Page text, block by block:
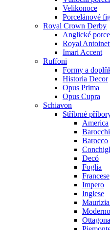
Velikonoce
Porcelánové
Royal Crown Derby
Anglické
Royal
Imari Accent
Ruffoni
Formy a
Historia Decor
Opus Prima
Opus Cupra
Schiavon
Stříbrné
America
Barocco
Decó
Foglia
Francese
Impero
Inglese
Moderno